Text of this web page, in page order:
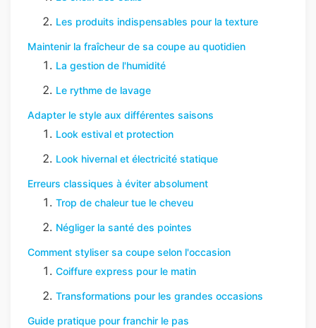
Les produits indispensables pour la texture
Maintenir la fraîcheur de sa coupe au quotidien
La gestion de l'humidité
Le rythme de lavage
Adapter le style aux différentes saisons
Look estival et protection
Look hivernal et électricité statique
Erreurs classiques à éviter absolument
Trop de chaleur tue le cheveu
Négliger la santé des pointes
Comment styliser sa coupe selon l'occasion
Coiffure express pour le matin
Transformations pour les grandes occasions
Guide pratique pour franchir le pas